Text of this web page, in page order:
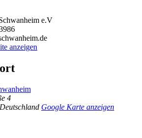
e.V
anzeigen
4
Deutschland Google Karte anzeigen